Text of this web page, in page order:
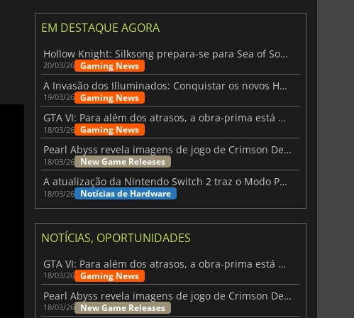
EM DESTAQUE AGORA
Hollow Knight: Silksong prepara-se para Sea of Sorrow com um patch
20/03/26 Gaming News
A Invasão dos Illuminados: Conquistar os novos Helldivers 2 Atualização!
19/03/26 Gaming News
GTA VI: Para além dos atrasos, a obra-prima está quase a chegar
18/03/26 Gaming News
Pearl Abyss revela imagens de jogo de Crimson Desert para a PS5
18/03/26 New Game Releases
A atualização da Nintendo Switch 2 traz o Modo Portátil aos jogos mais antigos da Switch
18/03/26 Notícias de Hardware
NOTÍCIAS, OPORTUNIDADES
GTA VI: Para além dos atrasos, a obra-prima está quase a chegar
18/03/26 Gaming News
Pearl Abyss revela imagens de jogo de Crimson Desert para a PS5
18/03/26 New Game Releases